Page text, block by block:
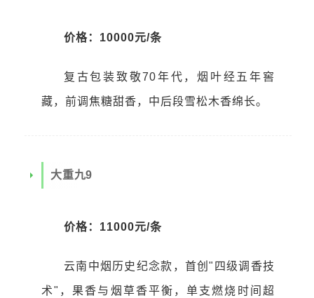
价格：10000元/条
复古包装致敬70年代，烟叶经五年窖
藏，前调焦糖甜香，中后段雪松木香绵长。
大重九9
价格：11000元/条
云南中烟历史纪念款，首创"四级调香技
术"，果香与烟草香平衡，单支燃烧时间超